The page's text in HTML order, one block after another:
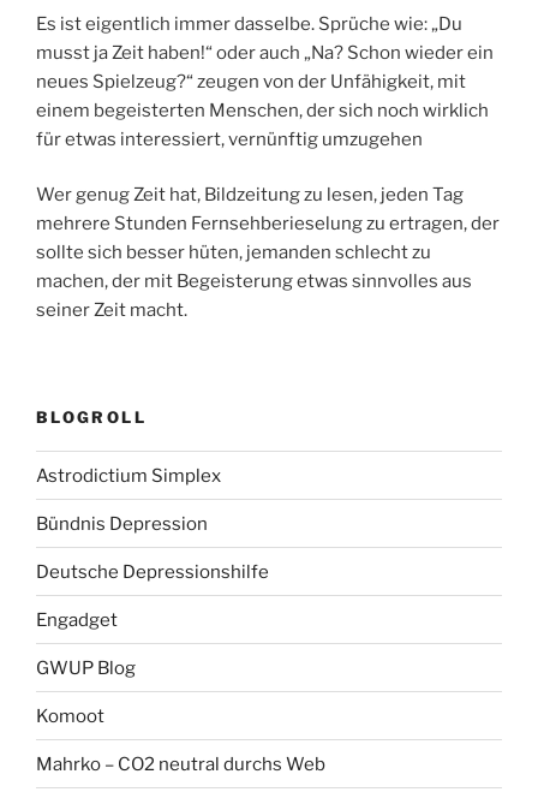
Es ist eigentlich immer dasselbe. Sprüche wie: „Du
musst ja Zeit haben!“ oder auch „Na? Schon wieder ein
neues Spielzeug?“ zeugen von der Unfähigkeit, mit
einem begeisterten Menschen, der sich noch wirklich
für etwas interessiert, vernünftig umzugehen
Wer genug Zeit hat, Bildzeitung zu lesen, jeden Tag
mehrere Stunden Fernsehberieselung zu ertragen, der
sollte sich besser hüten, jemanden schlecht zu
machen, der mit Begeisterung etwas sinnvolles aus
seiner Zeit macht.
BLOGROLL
Astrodictium Simplex
Bündnis Depression
Deutsche Depressionshilfe
Engadget
GWUP Blog
Komoot
Mahrko – CO2 neutral durchs Web